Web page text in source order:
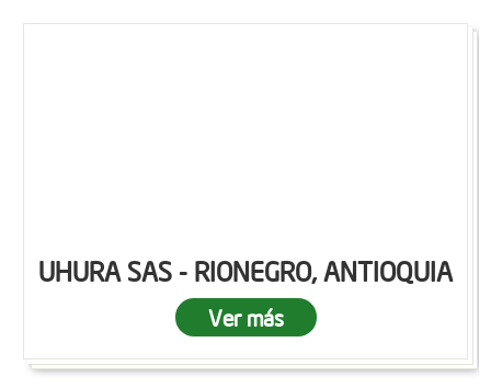
UHURA SAS - RIONEGRO, ANTIOQUIA
Ver más